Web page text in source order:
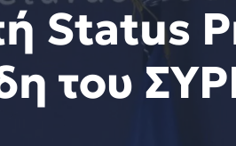
Status
του